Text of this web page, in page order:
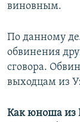
виновным.
По данному
обвинения
сговора.
выходцам из
Как юноша из